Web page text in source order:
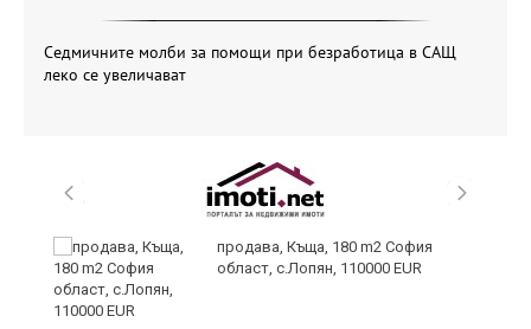
Седмичните молби за помощи при безработица в САЩ
леко се увеличават
продава, Къща, 180 m2 София
област, с.Лопян, 110000 EUR